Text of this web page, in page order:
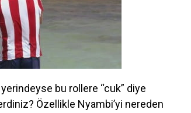
bu rollere “cuk” diye
Özellikle Nyambi’yi nereden